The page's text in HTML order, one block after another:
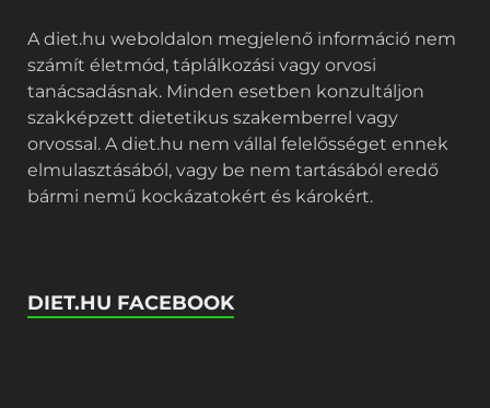
A diet.hu weboldalon megjelenő információ nem
számít életmód, táplálkozási vagy orvosi
tanácsadásnak. Minden esetben konzultáljon
szakképzett dietetikus szakemberrel vagy
orvossal. A diet.hu nem vállal felelősséget ennek
elmulasztásából, vagy be nem tartásából eredő
bármi nemű kockázatokért és károkért.
DIET.HU FACEBOOK